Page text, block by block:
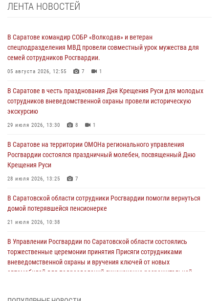
ЛЕНТА НОВОСТЕЙ
В Саратове командир СОБР «Волкодав» и ветеран
спецподразделения МВД провели совместный урок мужества для
семей сотрудников Росгвардии.
05 августа 2026, 12:55 7 1
В Саратове в честь празднования Дня Крещения Руси для молодых
сотрудников вневедомственной охраны провели историческую
экскурсию
29 июля 2026, 13:30 8 1
В Саратове на территории ОМОНа регионального управления
Росгвардии состоялся праздничный молебен, посвященный Дню
Крещения Руси
28 июля 2026, 13:25 7
В Саратовской области сотрудники Росгвардии помогли вернуться
домой потерявшейся пенсионерке
21 июля 2026, 10:38
В Управлении Росгвардии по Саратовской области состоялись
торжественные церемонии принятия Присяги сотрудниками
вневедомственной охраны и вручения ключей от новых
автомобилей для подразделений лицензионно-разрешительной